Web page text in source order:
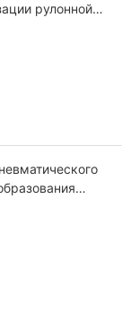
рулонной